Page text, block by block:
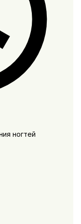
ногтей